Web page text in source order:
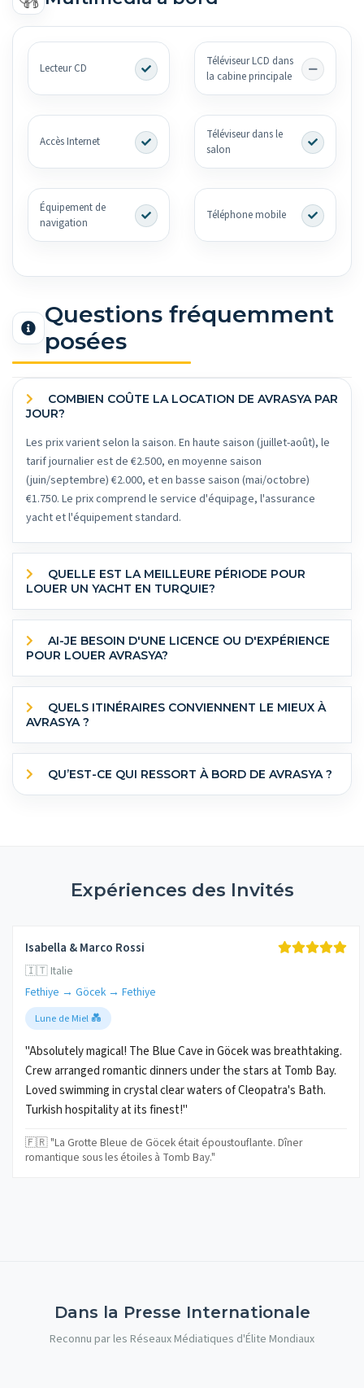
Lecteur CD
Téléviseur LCD dans
la cabine principale
Accès Internet
Téléviseur dans le
salon
Équipement de
navigation
Téléphone mobile
Questions fréquemment
posées
JOUR?
Les prix varient selon la saison. En haute saison (juillet-août), le
tarif journalier est de €2.500, en moyenne saison
(juin/septembre) €2.000, et en basse saison (mai/octobre)
€1.750. Le prix comprend le service d'équipage, l'assurance
yacht et l'équipement standard.
LOUER UN YACHT EN TURQUIE?
POUR LOUER AVRASYA?
AVRASYA ?
QU’EST-CE QUI RESSORT À BORD DE AVRASYA ?
Expériences des Invités
Isabella & Marco Rossi
🇮🇹 Italie
Fethiye → Göcek → Fethiye
Lune de Miel 💑
"Absolutely magical! The Blue Cave in Göcek was breathtaking.
Crew arranged romantic dinners under the stars at Tomb Bay.
Loved swimming in crystal clear waters of Cleopatra's Bath.
Turkish hospitality at its finest!"
🇫🇷 "La Grotte Bleue de Göcek était époustouflante. Dîner
romantique sous les étoiles à Tomb Bay."
Dans la Presse Internationale
Reconnu par les Réseaux Médiatiques d'Élite Mondiaux